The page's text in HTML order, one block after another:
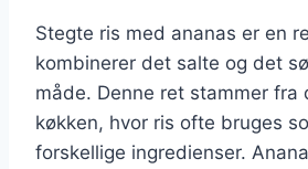
Stegte ris med ananas er en
kombinerer det salte og det
måde. Denne ret stammer fra
køkken, hvor ris ofte bruges
forskellige ingredienser.